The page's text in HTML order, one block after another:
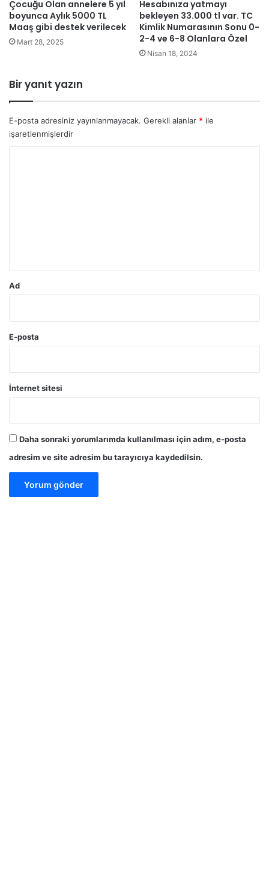
Çocuğu Olan annelere 5 yıl
boyunca Aylık 5000 TL
Maaş gibi destek verilecek
Mart 28, 2025
Hesabınıza yatmayı
bekleyen 33.000 tl var. TC
Kimlik Numarasının Sonu 0-
2-4 ve 6-8 Olanlara Özel
Nisan 18, 2024
Bir yanıt yazın
E-posta adresiniz yayınlanmayacak. Gerekli alanlar * ile
işaretlenmişlerdir
Ad
E-posta
İnternet sitesi
Daha sonraki yorumlarımda kullanılması için adım, e-posta
adresim ve site adresim bu tarayıcıya kaydedilsin.